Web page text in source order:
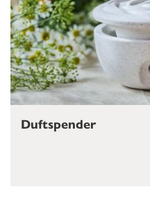
Duftspender